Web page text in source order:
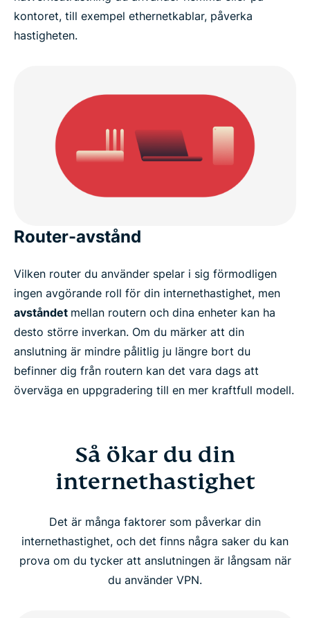
kontoret, till exempel ethernetkablar, påverka
hastigheten.
Router-avstånd
Vilken router du använder spelar i sig förmodligen
ingen avgörande roll för din internethastighet, men
avståndet mellan routern och dina enheter kan ha
desto större inverkan. Om du märker att din
anslutning är mindre pålitlig ju längre bort du
befinner dig från routern kan det vara dags att
överväga en uppgradering till en mer kraftfull modell.
Så ökar du din
internethastighet
Det är många faktorer som påverkar din
internethastighet, och det finns några saker du kan
prova om du tycker att anslutningen är långsam när
du använder VPN.